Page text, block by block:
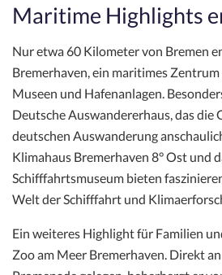
Maritime Highlights
Nur etwa 60 Kilometer von Bremen
Bremerhaven, ein maritimes
Museen und Hafenanlagen.
Deutsche Auswandererhaus, das die
deutschen Auswanderung
Klimahaus Bremerhaven 8° Ost und
Schifffahrtsmuseum bieten
Welt der Schifffahrt und
Ein weiteres Highlight für Familien
Zoo am Meer Bremerhaven. Direkt